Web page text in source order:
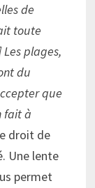
de
toute
plages,
du
que
fait à
droit de
Une lente
permet